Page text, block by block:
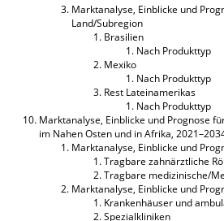
Marktanalyse, Einblicke und
Land/Subregion
Brasilien
Nach Produkttyp
Mexiko
Nach Produkttyp
Rest Lateinamerikas
Nach Produkttyp
Marktanalyse, Einblicke und Prognose
im Nahen Osten und in Afrika,
Marktanalyse, Einblicke und
Tragbare zahnärztliche
Tragbare medizinische/
Marktanalyse, Einblicke und
Krankenhäuser und
Spezialkliniken